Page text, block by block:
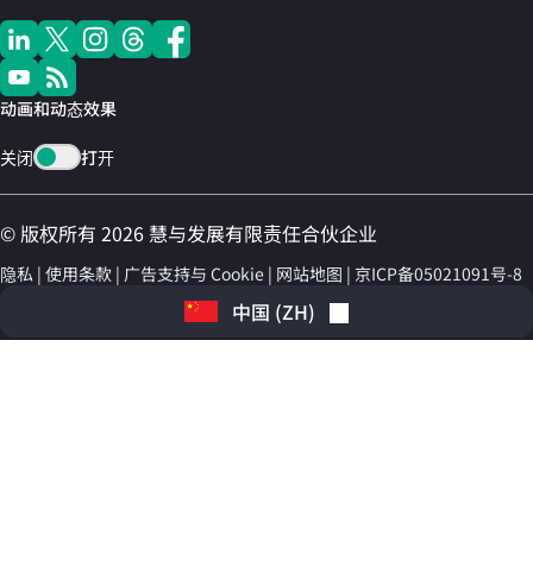
动画和动态效果
关闭 打开
© 版权所有 2026 慧与发展有限责任合伙企业
隐私 使用条款 广告支持与 Cookie 网站地图 京ICP备05021091号-8
中国 (ZH)